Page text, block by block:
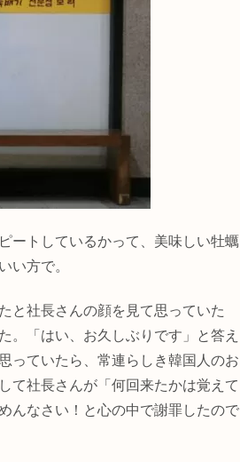
ートしているかって、美味しい牡蠣
い方で。
と社長さんの顔を見て思っていた
。「はい、お久しぶりです」と答え
っていたら、常連らしき韓国人のお
て社長さんが「何回来たかは覚えて
んなさい！と心の中で謝罪したので